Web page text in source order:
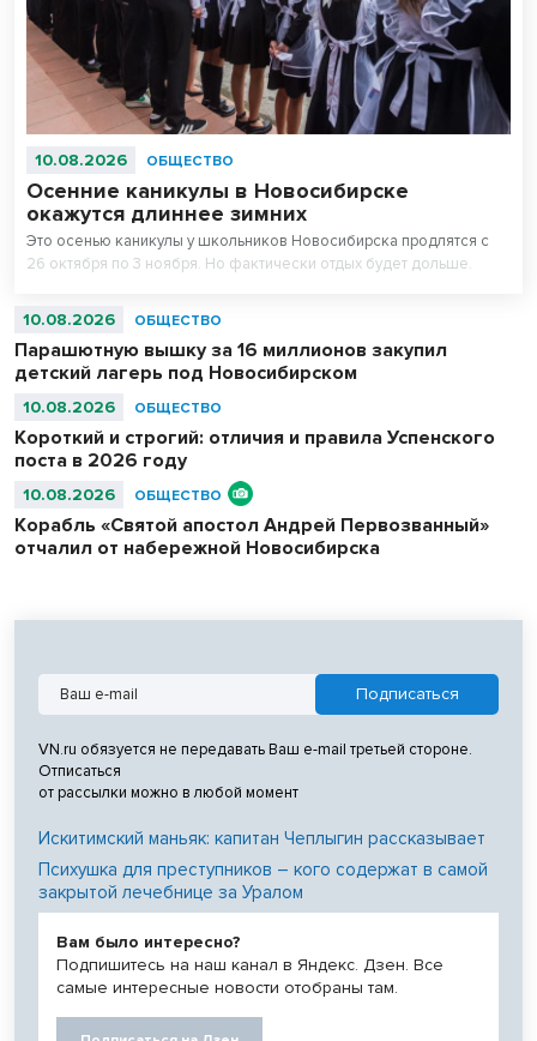
10.08.2026 ОБЩЕСТВО
Осенние каникулы в Новосибирске
окажутся длиннее зимних
Это осенью каникулы у школьников Новосибирска продлятся с
26 октября по 3 ноября. Но фактически отдых будет дольше.
10.08.2026 ОБЩЕСТВО
Парашютную вышку за 16 миллионов закупил
детский лагерь под Новосибирском
10.08.2026 ОБЩЕСТВО
Короткий и строгий: отличия и правила Успенского
поста в 2026 году
10.08.2026 ОБЩЕСТВО
Корабль «Святой апостол Андрей Первозванный»
отчалил от набережной Новосибирска
VN.ru обязуется не передавать Ваш e-mail третьей стороне.
Отписаться
от рассылки можно в любой момент
Искитимский маньяк: капитан Чеплыгин рассказывает
Психушка для преступников – кого содержат в самой
закрытой лечебнице за Уралом
Вам было интересно?
Подпишитесь на наш канал в Яндекс. Дзен. Все
самые интересные новости отобраны там.